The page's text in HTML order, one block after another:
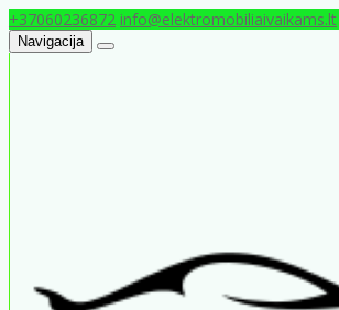
+37060236872 info@elektromobiliaivaikams.lt
Navigacija